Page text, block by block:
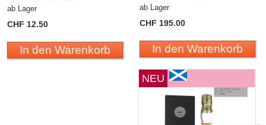
ab Lager
CHF 12.50
In den Warenkorb
ab Lager
CHF 195.00
In den Warenkorb
NEU